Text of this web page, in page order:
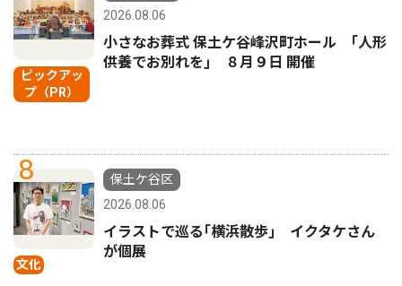
ピックアッ
プ（PR）
2026.08.06
小さなお葬式 保土ケ谷峰沢町ホール ｢人形
供養でお別れを｣ ８月９日 開催
8
文化
保土ケ谷区
2026.08.06
イラストで巡る｢横浜散歩｣ イクタケさん
が個展